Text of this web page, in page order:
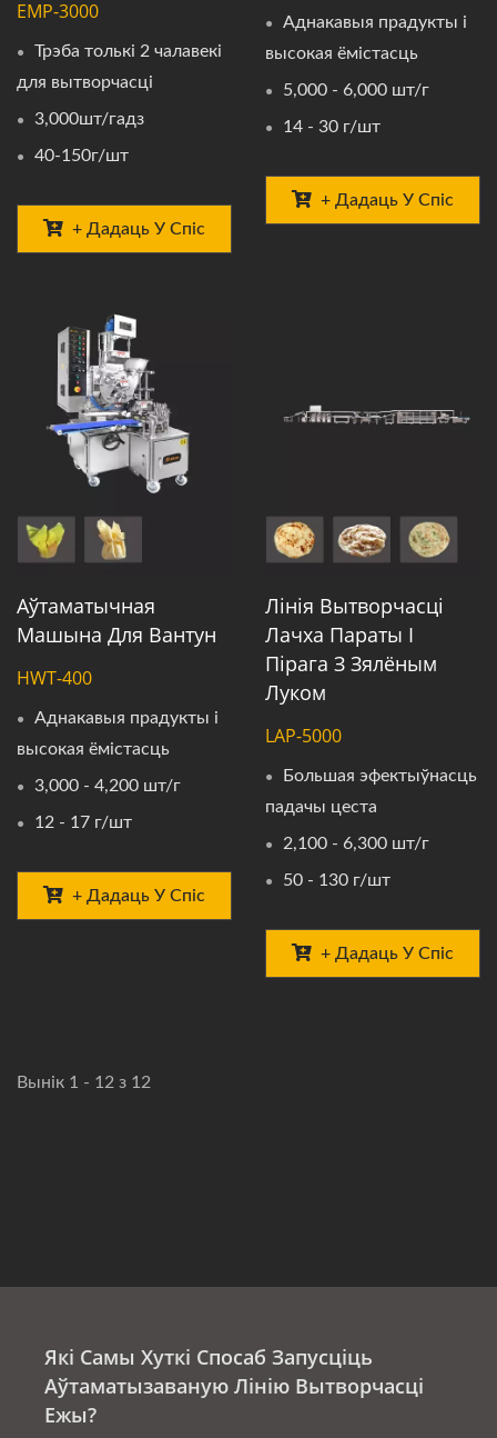
EMP-3000
Трэба толькі 2 чалавекі
для вытворчасці
3,000шт/гадз
40-150г/шт
+ Дадаць У Спіс
Аднакавыя прадукты і
высокая ёмістасць
5,000 - 6,000 шт/г
14 - 30 г/шт
+ Дадаць У Спіс
Аўтаматычная
Машына Для Вантун
HWT-400
Аднакавыя прадукты і
высокая ёмістасць
3,000 - 4,200 шт/г
12 - 17 г/шт
+ Дадаць У Спіс
Лінія Вытворчасці
Лачха Параты І
Пірага З Зялёным
Луком
LAP-5000
Большая эфектыўнасць
падачы цеста
2,100 - 6,300 шт/г
50 - 130 г/шт
+ Дадаць У Спіс
Вынік 1 - 12 з 12
Які Самы Хуткі Спосаб Запусціць
Аўтаматызаваную Лінію Вытворчасці
Ежы?